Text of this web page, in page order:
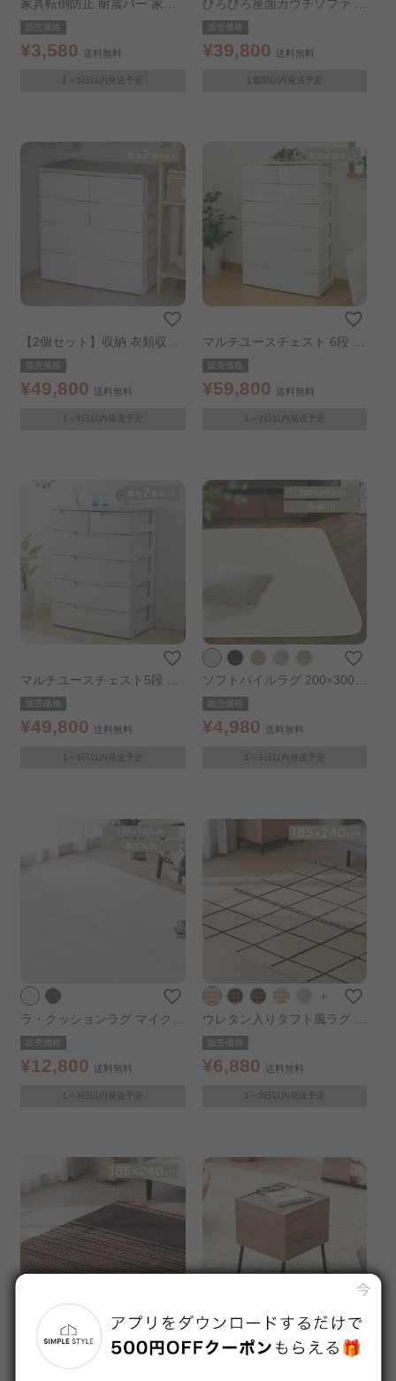
家具転倒防止 耐震バー 家具
転倒防止器具 ホワイト
販売価格
¥3,580 送料無料
1～3日以内発送予定
ひろびろ座面カウチソファ ア
イボリー
販売価格
¥39,800 送料無料
1週間以内発送予定
【2個セット】収納 衣類収納
収納ボックス マルチユースチ
ェスト ホワイト/ナチュラル
販売価格
¥49,800 送料無料
1～3日以内発送予定
マルチユースチェスト 6段 2
個セット ホワイト
販売価格
¥59,800 送料無料
1～3日以内発送予定
マルチユースチェスト5段 2
個セット ホワイト
販売価格
¥49,800 送料無料
1～3日以内発送予定
ソフトパイルラグ 200×300㎝
アイボリー
販売価格
¥4,980 送料無料
1～3日以内発送予定
ラ・クッションラグ マイクロ
ムートン 185×185cm ホワイ
ト
販売価格
¥12,800 送料無料
1～3日以内発送予定
＋
ウレタン入りタフト風ラグ 1
85×240cm ORG-TU1824 ラ
イトベージュ
販売価格
¥6,880 送料無料
1～3日以内発送予定
タフト風ラグ 185×240cm O
HIROBIRO 収納×スリム アイ